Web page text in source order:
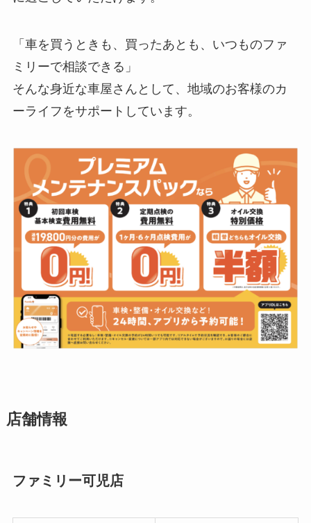
「車を買うときも、買ったあとも、いつものファ
ミリーで相談できる」
そんな身近な車屋さんとして、地域のお客様のカ
ーライフをサポートしています。
店舗情報
ファミリー可児店